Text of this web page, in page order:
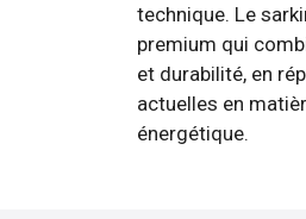
technique. Le
premium qui
et durabilité, en
actuelles en
énergétique.